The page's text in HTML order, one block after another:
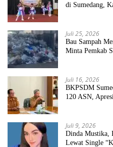
di Sumedang,
Juli 25, 2026
Bau Sampah
Minta Pemkab
Juli 16, 2026
BKPSDM
120 ASN,
Juli 9, 2026
Dinda Mustika,
Lewat Single